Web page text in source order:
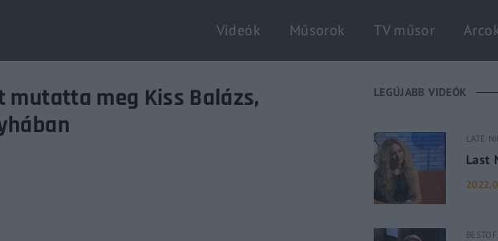
Videók Műsorok TV műsor
mutatta meg Kiss Balázs,
LEGÚJABB VIDEÓK
LATE
Last
BESTOF
Login Register